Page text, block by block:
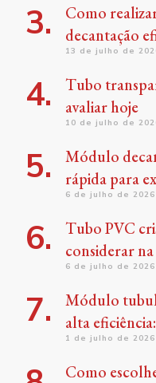
Como
decantação
13 de julho de
Tubo
avaliar hoje
10 de julho de
Módulo
rápida para
6 de julho de 2026
Tubo PVC
considerar
6 de julho de 2026
Módulo
alta
1 de julho de 2026
Como